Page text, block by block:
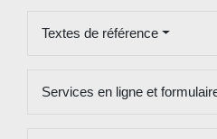
Textes de référence
Services en ligne et